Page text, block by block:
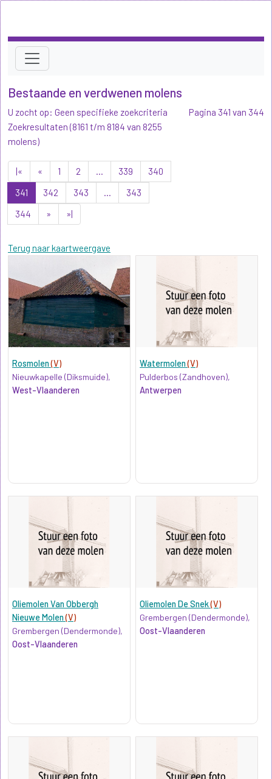
Bestaande en verdwenen molens
U zocht op: Geen specifieke zoekcriteria
Zoekresultaten (8161 t/m 8184 van 8255
molens)
|« « 1 2 ... 339
340
341
342 343 ...
343
344
» »|
Terug naar kaartweergave
Pagina 341 van 344
Rosmolen(V)
Nieuwkapelle (Diksmuide),
West-Vlaanderen
Watermolen(V)
Pulderbos (Zandhoven),
Antwerpen
Oliemolen Van Obbergh
Nieuwe Molen(V)
Grembergen (Dendermonde),
Oost-Vlaanderen
Oliemolen De Snek(V)
Grembergen (Dendermonde),
Oost-Vlaanderen